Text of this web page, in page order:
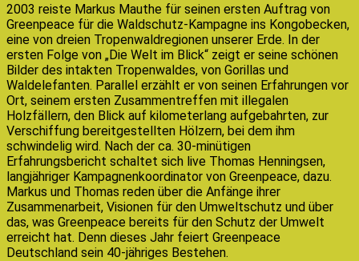
2003 reiste Markus Mauthe für seinen ersten Auftrag von
Greenpeace für die Waldschutz-Kampagne ins Kongobecken,
eine von dreien Tropenwaldregionen unserer Erde. In der
ersten Folge von „Die Welt im Blick“ zeigt er seine schönen
Bilder des intakten Tropenwaldes, von Gorillas und
Waldelefanten. Parallel erzählt er von seinen Erfahrungen vor
Ort, seinem ersten Zusammentreffen mit illegalen
Holzfällern, den Blick auf kilometerlang aufgebahrten, zur
Verschiffung bereitgestellten Hölzern, bei dem ihm
schwindelig wird. Nach der ca. 30-minütigen
Erfahrungsbericht schaltet sich live Thomas Henningsen,
langjähriger Kampagnenkoordinator von Greenpeace, dazu.
Markus und Thomas reden über die Anfänge ihrer
Zusammenarbeit, Visionen für den Umweltschutz und über
das, was Greenpeace bereits für den Schutz der Umwelt
erreicht hat. Denn dieses Jahr feiert Greenpeace
Deutschland sein 40-jähriges Bestehen.